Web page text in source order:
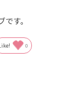
す。
0